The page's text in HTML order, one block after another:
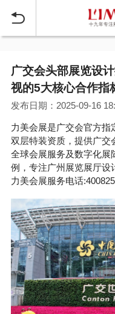

广交会头部展览设
视的5大核心合作指
发布日期：2025-09-16
力美会展是广交会官方
双层特装资质，提供广交
全球会展服务及数字化展
例，专注广州展览展厅设
力美会展服务电话